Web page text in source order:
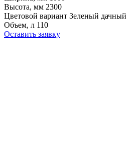
Высота, мм 2300
Цветовой вариант Зеленый дачный
Объем, л 110
Оставить заявку